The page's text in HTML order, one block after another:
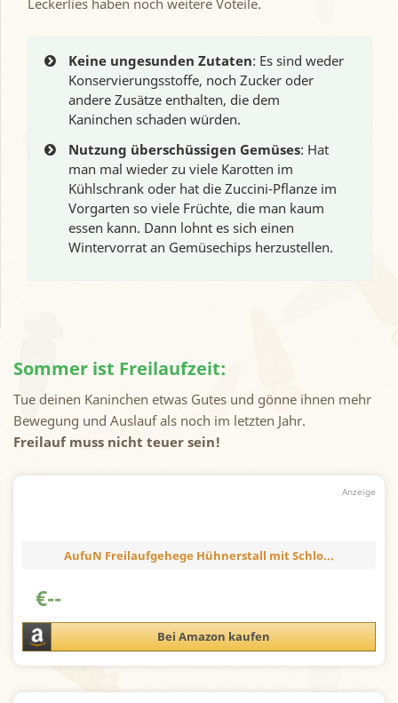
Leckerlies haben noch weitere Voteile.
Keine ungesunden Zutaten: Es sind weder
Konservierungsstoffe, noch Zucker oder
andere Zusätze enthalten, die dem
Kaninchen schaden würden.
Nutzung überschüssigen Gemüses: Hat
man mal wieder zu viele Karotten im
Kühlschrank oder hat die Zuccini-Pflanze im
Vorgarten so viele Früchte, die man kaum
essen kann. Dann lohnt es sich einen
Wintervorrat an Gemüsechips herzustellen.
Sommer ist Freilaufzeit:
Tue deinen Kaninchen etwas Gutes und gönne ihnen mehr
Bewegung und Auslauf als noch im letzten Jahr.
Freilauf muss nicht teuer sein!
AufuN Freilaufgehege Hühnerstall mit Schlo...
€--
Bei Amazon kaufen